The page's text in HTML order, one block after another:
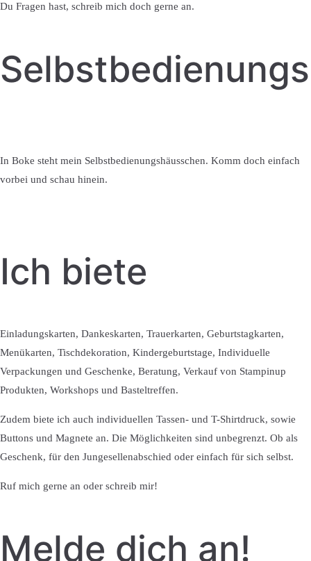
Du Fragen hast, schreib mich doch gerne an.
In Boke steht mein Selbstbedienungshäusschen. Komm doch einfach
vorbei und schau hinein.
Ich biete
Einladungskarten, Dankeskarten, Trauerkarten, Geburtstagkarten,
Menükarten, Tischdekoration, Kindergeburtstage, Individuelle
Verpackungen und Geschenke, Beratung, Verkauf von Stampinup
Produkten, Workshops und Basteltreffen.
Zudem biete ich auch individuellen Tassen- und T-Shirtdruck, sowie
Buttons und Magnete an. Die Möglichkeiten sind unbegrenzt. Ob als
Geschenk, für den Jungesellenabschied oder einfach für sich selbst.
Ruf mich gerne an oder schreib mir!
Melde dich an!